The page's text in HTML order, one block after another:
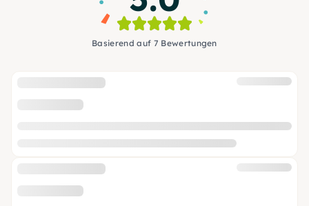
Basierend auf 7 Bewertungen